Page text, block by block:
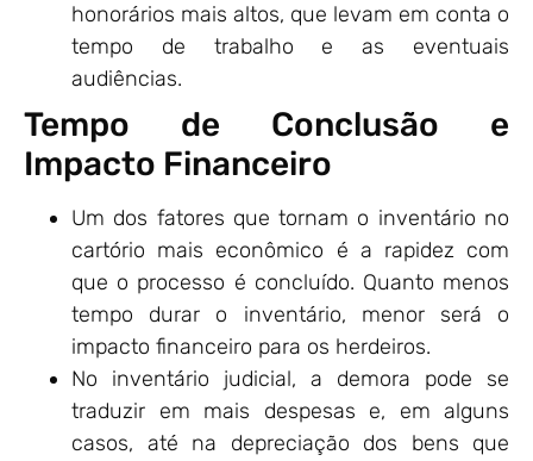
honorários mais altos, que levam em conta o
tempo de trabalho e as eventuais
audiências.
Tempo de Conclusão e
Impacto Financeiro
Um dos fatores que tornam o inventário no
cartório mais econômico é a rapidez com
que o processo é concluído. Quanto menos
tempo durar o inventário, menor será o
impacto financeiro para os herdeiros.
No inventário judicial, a demora pode se
traduzir em mais despesas e, em alguns
casos, até na depreciação dos bens que